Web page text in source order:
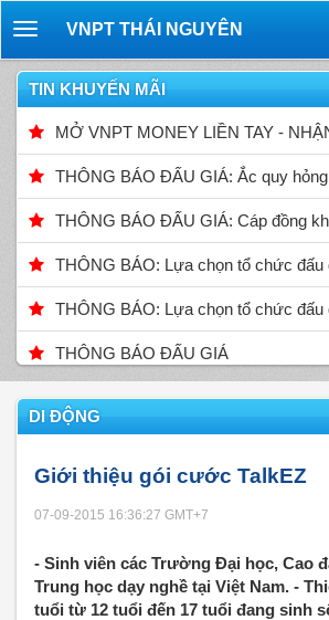
Toggle
navigation
VNPT THÁI NGUYÊN
TIN KHUYẾN MÃI
MỞ VNPT MONEY LIỀN TAY -
THÔNG BÁO ĐẤU GIÁ: Ắc quy
THÔNG BÁO ĐẤU GIÁ: Cáp đồng
THÔNG BÁO: Lựa chọn tổ chức đấu
THÔNG BÁO: Lựa chọn tổ chức đấu
THÔNG BÁO ĐẤU GIÁ
DI ĐỘNG
Giới thiệu gói cước TalkEZ
07-09-2015 16:36:27 GMT+7
- Sinh viên các Trường Đại học, Cao
Trung học dạy nghề tại Việt Nam. -
tuổi từ 12 tuổi đến 17 tuổi đang sinh